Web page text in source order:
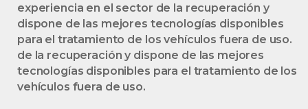
experiencia en el sector de la recuperación y
dispone de las mejores tecnologías disponibles
para el tratamiento de los vehículos fuera de uso.
de la recuperación y dispone de las mejores
tecnologías disponibles para el tratamiento de los
vehículos fuera de uso.